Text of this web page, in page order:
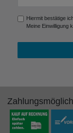
Hiermit bestätige
Meine Einwilligung